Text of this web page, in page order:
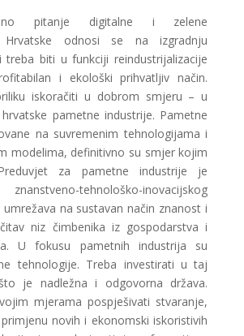
pitanje digitalne i zelene
Hrvatske odnosi se na izgradnju
treba biti u funkciji reindustrijalizacije
i ekološki prihvatljiv način.
iskoračiti u dobrom smjeru – u
pametne industrije. Pametne
na suvremenim tehnologijama i
modelima, definitivno su smjer kojim
za pametne industrije je
tehnološko-inovacijskog
na sustavan način znanost i
niz čimbenika iz gospodarstva i
U fokusu pametnih industrija su
tehnologije. Treba investirati u taj
je nadležna i odgovorna država.
mjerama pospješivati stvaranje,
novih i ekonomski iskoristivih